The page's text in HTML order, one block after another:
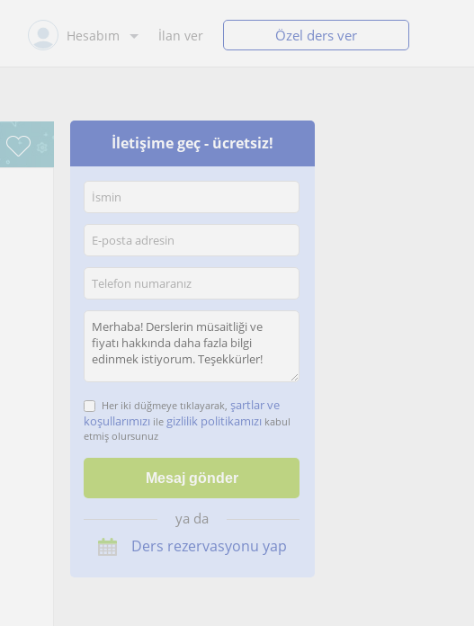
Hesabım İlan ver Özel ders ver
İletişime geç - ücretsiz!
Her iki düğmeye tıklayarak, şartlar ve
koşullarımızı ile gizlilik politikamızı kabul
etmiş olursunuz
ya da
Ders rezervasyonu yap